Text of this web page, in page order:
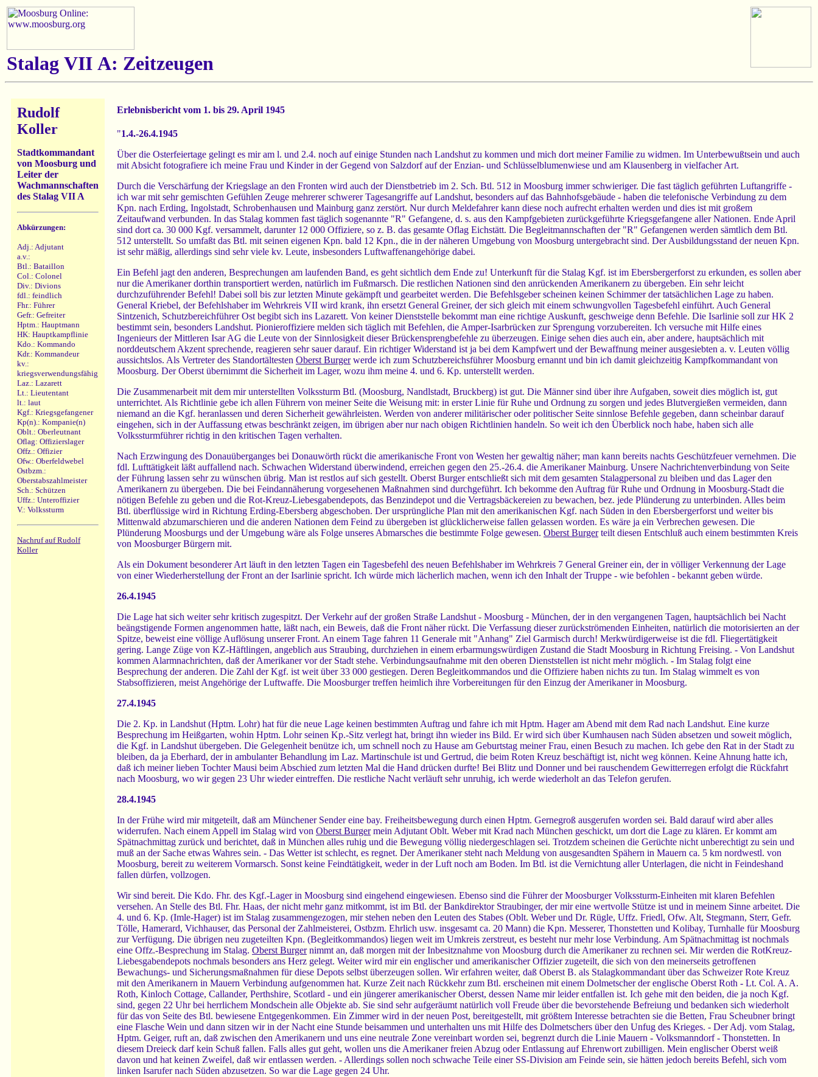
Stalag VII A: Zeitzeugen
Rudolf
Koller
Stadtkommandant
von Moosburg und
Leiter der
Wachmannschaften
des Stalag VII A
Abkürzungen:
Adj.: Adjutant
a.v.:
Btl.: Bataillon
Col.: Colonel
Div.: Divions
fdl.: feindlich
Fhr.: Führer
Gefr.: Gefreiter
Hptm.: Hauptmann
HK: Hauptkampflinie
Kdo.: Kommando
Kdr.: Kommandeur
kv.:
kriegsverwendungsfähig
Laz.: Lazarett
Lt.: Lieutentant
lt.: laut
Kgf.: Kriegsgefangener
Kp(n).: Kompanie(n)
Oblt.: Oberleutnant
Oflag: Offizierslager
Offz.: Offizier
Ofw.: Oberfeldwebel
Ostbzm.:
Oberstabszahlmeister
Sch.: Schützen
Uffz.: Unteroffizier
V.: Volkssturm
Nachruf auf Rudolf
Koller
Erlebnisbericht vom 1. bis 29. April 1945
"1.4.-26.4.1945
Über die Osterfeiertage gelingt es mir am l. und 2.4. noch auf einige Stunden nach Landshut zu kommen und mich dort meiner Familie zu widmen. Im Unterbewußtsein und auch
mit Absicht fotografiere ich meine Frau und Kinder in der Gegend von Salzdorf auf der Enzian- und Schlüsselblumenwiese und am Klausenberg in vielfacher Art.
Durch die Verschärfung der Kriegslage an den Fronten wird auch der Dienstbetrieb im 2. Sch. Btl. 512 in Moosburg immer schwieriger. Die fast täglich geführten Luftangriffe -
ich war mit sehr gemischten Gefühlen Zeuge mehrerer schwerer Tagesangriffe auf Landshut, besonders auf das Bahnhofsgebäude - haben die telefonische Verbindung zu dem
Kpn. nach Erding, Ingolstadt, Schrobenhausen und Mainburg ganz zerstört. Nur durch Meldefahrer kann diese noch aufrecht erhalten werden und dies ist mit großem
Zeitaufwand verbunden. In das Stalag kommen fast täglich sogenannte "R" Gefangene, d. s. aus den Kampfgebieten zurückgeführte Kriegsgefangene aller Nationen. Ende April
sind dort ca. 30 000 Kgf. versammelt, darunter 12 000 Offiziere, so z. B. das gesamte Oflag Eichstätt. Die Begleitmannschaften der "R" Gefangenen werden sämtlich dem Btl.
512 unterstellt. So umfaßt das Btl. mit seinen eigenen Kpn. bald 12 Kpn., die in der näheren Umgebung von Moosburg untergebracht sind. Der Ausbildungsstand der neuen Kpn.
ist sehr mäßig, allerdings sind sehr viele kv. Leute, insbesonders Luftwaffenangehörige dabei.
Ein Befehl jagt den anderen, Besprechungen am laufenden Band, es geht sichtlich dem Ende zu! Unterkunft für die Stalag Kgf. ist im Ebersbergerforst zu erkunden, es sollen aber
nur die Amerikaner dorthin transportiert werden, natürlich im Fußmarsch. Die restlichen Nationen sind den anrückenden Amerikanern zu übergeben. Ein sehr leicht
durchzuführender Befehl! Dabei soll bis zur letzten Minute gekämpft und gearbeitet werden. Die Befehlsgeber scheinen keinen Schimmer der tatsächlichen Lage zu haben.
General Kriebel, der Befehlshaber im Wehrkreis VII wird krank, ihn ersetzt General Greiner, der sich gleich mit einem schwungvollen Tagesbefehl einführt. Auch General
Sintzenich, Schutzbereichführer Ost begibt sich ins Lazarett. Von keiner Dienststelle bekommt man eine richtige Auskunft, geschweige denn Befehle. Die Isarlinie soll zur HK 2
bestimmt sein, besonders Landshut. Pionieroffiziere melden sich täglich mit Befehlen, die Amper-Isarbrücken zur Sprengung vorzubereiten. Ich versuche mit Hilfe eines
Ingenieurs der Mittleren Isar AG die Leute von der Sinnlosigkeit dieser Brückensprengbefehle zu überzeugen. Einige sehen dies auch ein, aber andere, hauptsächlich mit
norddeutschem Akzent sprechende, reagieren sehr sauer darauf. Ein richtiger Widerstand ist ja bei dem Kampfwert und der Bewaffnung meiner ausgesiebten a. v. Leuten völlig
aussichtslos. Als Vertreter des Standortältesten Oberst Burgerwerde ich zum Schutzbereichsführer Moosburg ernannt und bin ich damit gleichzeitig Kampfkommandant von
Moosburg. Der Oberst übernimmt die Sicherheit im Lager, wozu ihm meine 4. und 6. Kp. unterstellt werden.
Die Zusammenarbeit mit dem mir unterstellten Volkssturm Btl. (Moosburg, Nandlstadt, Bruckberg) ist gut. Die Männer sind über ihre Aufgaben, soweit dies möglich ist, gut
unterrichtet. Als Richtlinie gebe ich allen Führern von meiner Seite die Weisung mit: in erster Linie für Ruhe und Ordnung zu sorgen und jedes Blutvergießen vermeiden, dann
niemand an die Kgf. heranlassen und deren Sicherheit gewährleisten. Werden von anderer militärischer oder politischer Seite sinnlose Befehle gegeben, dann scheinbar darauf
eingehen, sich in der Auffassung etwas beschränkt zeigen, im übrigen aber nur nach obigen Richtlinien handeln. So weit ich den Überblick noch habe, haben sich alle
Volkssturmführer richtig in den kritischen Tagen verhalten.
Nach Erzwingung des Donauüberganges bei Donauwörth rückt die amerikanische Front von Westen her gewaltig näher; man kann bereits nachts Geschützfeuer vernehmen. Die
fdl. Lufttätigkeit läßt auffallend nach. Schwachen Widerstand überwindend, erreichen gegen den 25.-26.4. die Amerikaner Mainburg. Unsere Nachrichtenverbindung von Seite
der Führung lassen sehr zu wünschen übrig. Man ist restlos auf sich gestellt. Oberst Burger entschließt sich mit dem gesamten Stalagpersonal zu bleiben und das Lager den
Amerikanern zu übergeben. Die bei Feindannäherung vorgesehenen Maßnahmen sind durchgeführt. Ich bekomme den Auftrag für Ruhe und Ordnung in Moosburg-Stadt die
nötigen Befehle zu geben und die Rot-Kreuz-Liebesgabendepots, das Benzindepot und die Vertragsbäckereien zu bewachen, bez. jede Plünderung zu unterbinden. Alles beim
Btl. überflüssige wird in Richtung Erding-Ebersberg abgeschoben. Der ursprüngliche Plan mit den amerikanischen Kgf. nach Süden in den Ebersbergerforst und weiter bis
Mittenwald abzumarschieren und die anderen Nationen dem Feind zu übergeben ist glücklicherweise fallen gelassen worden. Es wäre ja ein Verbrechen gewesen. Die
Plünderung Moosburgs und der Umgebung wäre als Folge unseres Abmarsches die bestimmte Folge gewesen. Oberst Burgerteilt diesen Entschluß auch einem bestimmten Kreis
von Moosburger Bürgern mit.
Als ein Dokument besonderer Art läuft in den letzten Tagen ein Tagesbefehl des neuen Befehlshaber im Wehrkreis 7 General Greiner ein, der in völliger Verkennung der Lage
von einer Wiederherstellung der Front an der Isarlinie spricht. Ich würde mich lächerlich machen, wenn ich den Inhalt der Truppe - wie befohlen - bekannt geben würde.
26.4.1945
Die Lage hat sich weiter sehr kritisch zugespitzt. Der Verkehr auf der großen Straße Landshut - Moosburg - München, der in den vergangenen Tagen, hauptsächlich bei Nacht
beängstigende Formen angenommen hatte, läßt nach, ein Beweis, daß die Front näher rückt. Die Verfassung dieser zurückströmenden Einheiten, natürlich die motorisierten an der
Spitze, beweist eine völlige Auflösung unserer Front. An einem Tage fahren 11 Generale mit "Anhang" Ziel Garmisch durch! Merkwürdigerweise ist die fdl. Fliegertätigkeit
gering. Lange Züge von KZ-Häftlingen, angeblich aus Straubing, durchziehen in einem erbarmungswürdigen Zustand die Stadt Moosburg in Richtung Freising. - Von Landshut
kommen Alarmnachrichten, daß der Amerikaner vor der Stadt stehe. Verbindungsaufnahme mit den oberen Dienststellen ist nicht mehr möglich. - Im Stalag folgt eine
Besprechung der anderen. Die Zahl der Kgf. ist weit über 33 000 gestiegen. Deren Begleitkommandos und die Offiziere haben nichts zu tun. Im Stalag wimmelt es von
Stabsoffizieren, meist Angehörige der Luftwaffe. Die Moosburger treffen heimlich ihre Vorbereitungen für den Einzug der Amerikaner in Moosburg.
27.4.1945
Die 2. Kp. in Landshut (Hptm. Lohr) hat für die neue Lage keinen bestimmten Auftrag und fahre ich mit Hptm. Hager am Abend mit dem Rad nach Landshut. Eine kurze
Besprechung im Heißgarten, wohin Hptm. Lohr seinen Kp.-Sitz verlegt hat, bringt ihn wieder ins Bild. Er wird sich über Kumhausen nach Süden absetzen und soweit möglich,
die Kgf. in Landshut übergeben. Die Gelegenheit benütze ich, um schnell noch zu Hause am Geburtstag meiner Frau, einen Besuch zu machen. Ich gebe den Rat in der Stadt zu
bleiben, da ja Eberhard, der in ambulanter Behandlung im Laz. Martinschule ist und Gertrud, die beim Roten Kreuz beschäftigt ist, nicht weg können. Keine Ahnung hatte ich,
daß ich meiner lieben Tochter Mausi beim Abschied zum letzten Mal die Hand drücken durfte! Bei Blitz und Donner und bei rauschendem Gewitterregen erfolgt die Rückfahrt
nach Moosburg, wo wir gegen 23 Uhr wieder eintreffen. Die restliche Nacht verläuft sehr unruhig, ich werde wiederholt an das Telefon gerufen.
28.4.1945
In der Frühe wird mir mitgeteilt, daß am Münchener Sender eine bay. Freiheitsbewegung durch einen Hptm. Gernegroß ausgerufen worden sei. Bald darauf wird aber alles
widerrufen. Nach einem Appell im Stalag wird von Oberst Burgermein Adjutant Oblt. Weber mit Krad nach München geschickt, um dort die Lage zu klären. Er kommt am
Spätnachmittag zurück und berichtet, daß in München alles ruhig und die Bewegung völlig niedergeschlagen sei. Trotzdem scheinen die Gerüchte nicht unberechtigt zu sein und
muß an der Sache etwas Wahres sein. - Das Wetter ist schlecht, es regnet. Der Amerikaner steht nach Meldung von ausgesandten Spähern in Mauern ca. 5 km nordwestl. von
Moosburg, bereit zu weiterem Vormarsch. Sonst keine Feindtätigkeit, weder in der Luft noch am Boden. Im Btl. ist die Vernichtung aller Unterlagen, die nicht in Feindeshand
fallen dürfen, vollzogen.
Wir sind bereit. Die Kdo. Fhr. des Kgf.-Lager in Moosburg sind eingehend eingewiesen. Ebenso sind die Führer der Moosburger Volkssturm-Einheiten mit klaren Befehlen
versehen. An Stelle des Btl. Fhr. Haas, der nicht mehr ganz mitkommt, ist im Btl. der Bankdirektor Straubinger, der mir eine wertvolle Stütze ist und in meinem Sinne arbeitet. Die
4. und 6. Kp. (Imle-Hager) ist im Stalag zusammengezogen, mir stehen neben den Leuten des Stabes (Oblt. Weber und Dr. Rügle, Uffz. Friedl, Ofw. Alt, Stegmann, Sterr, Gefr.
Tölle, Hamerard, Vichhauser, das Personal der Zahlmeisterei, Ostbzm. Ehrlich usw. insgesamt ca. 20 Mann) die Kpn. Messerer, Thonstetten und Kolibay, Turnhalle für Moosburg
zur Verfügung. Die übrigen neu zugeteilten Kpn. (Begleitkommandos) liegen weit im Umkreis zerstreut, es besteht nur mehr lose Verbindung. Am Spätnachmittag ist nochmals
eine Offz.-Besprechung im Stalag. Oberst Burgernimmt an, daß morgen mit der Inbesitznahme von Moosburg durch die Amerikaner zu rechnen sei. Mir werden die RotKreuz-
Liebesgabendepots nochmals besonders ans Herz gelegt. Weiter wird mir ein englischer und amerikanischer Offizier zugeteilt, die sich von den meinerseits getroffenen
Bewachungs- und Sicherungsmaßnahmen für diese Depots selbst überzeugen sollen. Wir erfahren weiter, daß Oberst B. als Stalagkommandant über das Schweizer Rote Kreuz
mit den Amerikanern in Mauern Verbindung aufgenommen hat. Kurze Zeit nach Rückkehr zum Btl. erscheinen mit einem Dolmetscher der englische Oberst Roth - Lt. Col. A. A.
Roth, Kinloch Cottage, Callander, Perthshire, Scotlard - und ein jüngerer amerikanischer Oberst, dessen Name mir leider entfallen ist. Ich gehe mit den beiden, die ja noch Kgf.
sind, gegen 22 Uhr bei herrlichem Mondschein alle Objekte ab. Sie sind sehr aufgeräumt natürlich voll Freude über die bevorstehende Befreiung und bedanken sich wiederholt
für das von Seite des Btl. bewiesene Entgegenkommen. Ein Zimmer wird in der neuen Post, bereitgestellt, mit größtem Interesse betrachten sie die Betten, Frau Scheubner bringt
eine Flasche Wein und dann sitzen wir in der Nacht eine Stunde beisammen und unterhalten uns mit Hilfe des Dolmetschers über den Unfug des Krieges. - Der Adj. vom Stalag,
Hptm. Geiger, ruft an, daß zwischen den Amerikanern und uns eine neutrale Zone vereinbart worden sei, begrenzt durch die Linie Mauern - Volksmanndorf - Thonstetten. In
diesem Dreieck darf kein Schuß fallen. Falls alles gut geht, wollen uns die Amerikaner freien Abzug oder Entlassung auf Ehrenwort zubilligen. Mein englischer Oberst weiß
davon und hat keinen Zweifel, daß wir entlassen werden. - Allerdings sollen noch schwache Teile einer SS-Division am Feinde sein, sie hätten jedoch bereits Befehl, sich vom
linken Isarufer nach Süden abzusetzen. So war die Lage gegen 24 Uhr.